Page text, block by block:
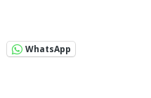
WhatsApp